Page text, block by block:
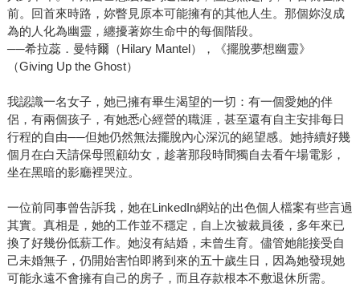
前。回首來時路，妳瞥見原本可能擁有的其他人生。那個妳沒成
為的人化為幽靈，纏擾著妳生命中的每個階段。
──希拉蕊．曼特爾（Hilary Mantel），《擺脫夢想幽靈》
（Giving Up the Ghost）
我認識一名女子，她已擁有畢生渴望的一切：有一個愛她的伴
侶，有兩個孩子，有她悉心經營的職涯，甚至還有自主安排每日
行程的自由──但她仍然無法擺脫內心深沉的絕望感。她持續好幾
個月在白天請保母照顧幼女，趁著那段時間獨自去看午場電影，
坐在黑暗的影廳裡哭泣。
一位前同事曾告訴我，她在LinkedIn網站的出色個人檔案有些言過
其實。真相是，她的工作並不穩定，自上次被裁員後，多年來已
換了好幾份低薪工作。她沒有結婚，未曾生育。儘管她能接受自
己未婚無子，仍開始害怕即將到來的五十歲生日，因為她發現她
可能永遠不會擁有自己的房子，而且存款根本不敷退休所需。